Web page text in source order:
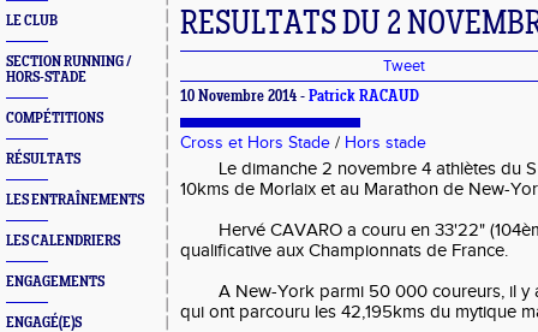
LE CLUB
SECTION RUNNING /
HORS-STADE
COMPÉTITIONS
RÉSULTATS
LES ENTRAÎNEMENTS
LES CALENDRIERS
ENGAGEMENTS
ENGAGÉ(E)S
RESULTATS DU 2
Tweet
10 Novembre 2014 - Patrick RACAUD
Cross et Hors Stade / Hors stade
Le dimanche 2 novembre 4 athlètes du
10kms de Morlaix et au Marathon de New-
Hervé CAVARO a couru en 33'22"
qualificative aux Championnats de France.
A New-York parmi 50 000 coureurs, il y
qui ont parcouru les 42,195kms du mytique